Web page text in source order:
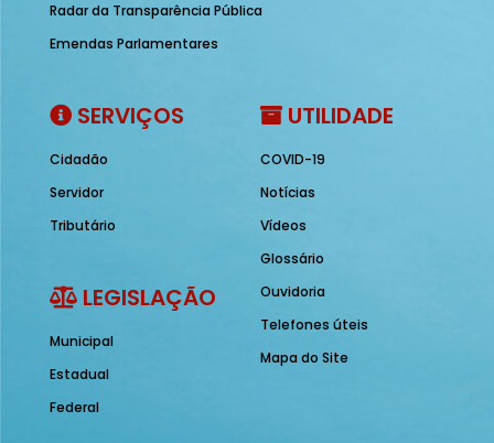
Radar da Transparência Pública
Emendas Parlamentares
SERVIÇOS
Cidadão
Servidor
Tributário
LEGISLAÇÃO
Municipal
Estadual
Federal
UTILIDADE
COVID-19
Notícias
Vídeos
Glossário
Ouvidoria
Telefones úteis
Mapa do Site